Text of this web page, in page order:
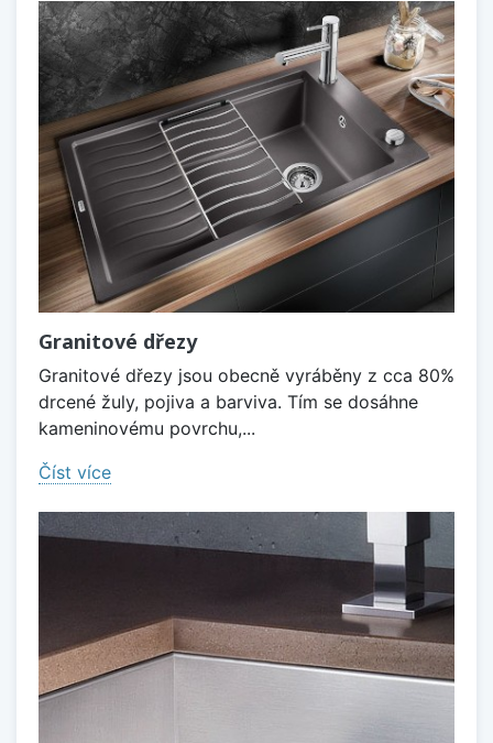
Granitové dřezy
Granitové dřezy jsou obecně vyráběny z cca 80%
drcené žuly, pojiva a barviva. Tím se dosáhne
kameninovému povrchu,...
Číst více